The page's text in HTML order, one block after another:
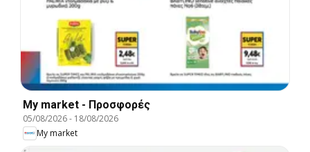
My market - Προσφορές
05/08/2026- 18/08/2026
My market